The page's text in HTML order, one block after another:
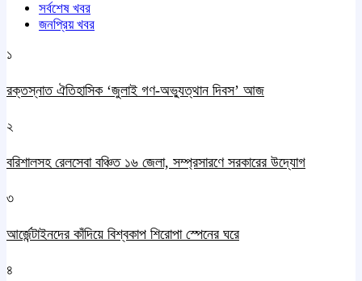
সর্বশেষ খবর
জনপ্রিয় খবর
১
রক্তস্নাত ঐতিহাসিক ‌‘জুলাই গণ-অভ্যুত্থান দিবস’ আজ
২
বরিশালসহ রেলসেবা বঞ্চিত ১৬ জেলা, সম্প্রসারণে সরকারের উদ্যোগ
৩
আর্জেন্টাইনদের কাঁদিয়ে বিশ্বকাপ শিরোপা স্পেনের ঘরে
৪